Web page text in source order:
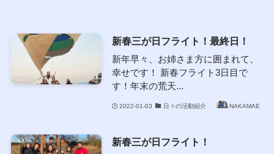
新春三が日フライト！最終日！
新年早々、お姉さま方に囲まれて、
幸せです！ 新春フライト3日目で
す！年末の荒天...
2022-01-03 日々の活動紹介 NAKAMAE
新春三が日フライト！